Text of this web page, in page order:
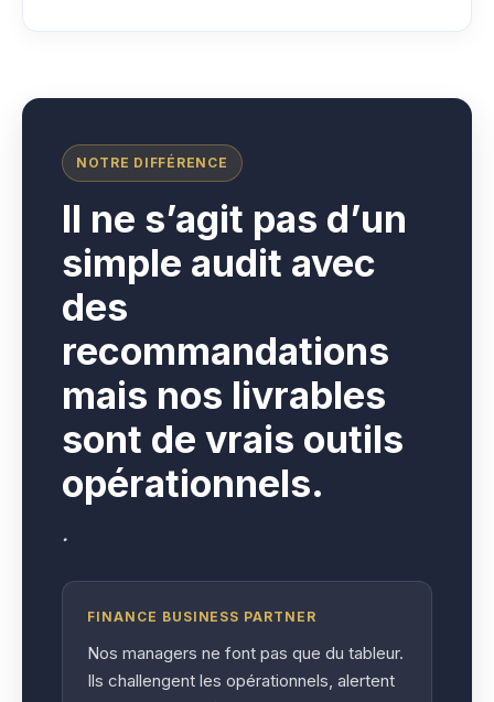
NOTRE DIFFÉRENCE
Il ne s’agit pas d’un
simple audit avec
des
recommandations
mais nos livrables
sont de vrais outils
opérationnels.
.
FINANCE BUSINESS PARTNER
Nos managers ne font pas que du tableur.
Ils challengent les opérationnels, alertent